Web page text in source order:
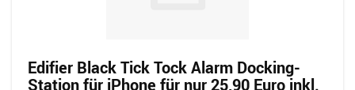
Edifier Black Tick Tock Alarm Docking-
Station für iPhone für nur 25,90 Euro inkl.